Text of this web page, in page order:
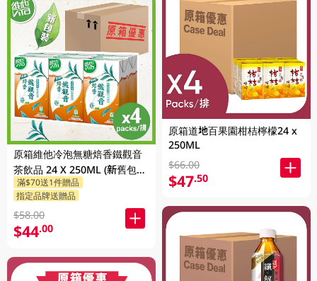
原箱維他冷泡無糖焙香鐵觀音
茶飲品 24 X 250ML (新舊包裝
隨機發貨)
滿$70送1件贈品
指定品牌送贈品
$58.00
$44.00
原箱道地百果園柑桔檸檬24 x
250ML
$66.00
$47.50